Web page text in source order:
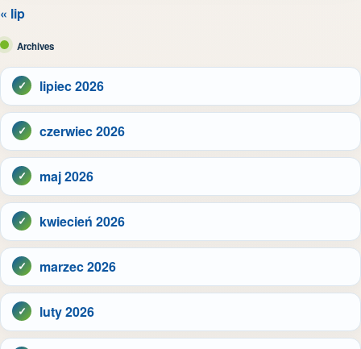
« lip
Archives
lipiec 2026
czerwiec 2026
maj 2026
kwiecień 2026
marzec 2026
luty 2026